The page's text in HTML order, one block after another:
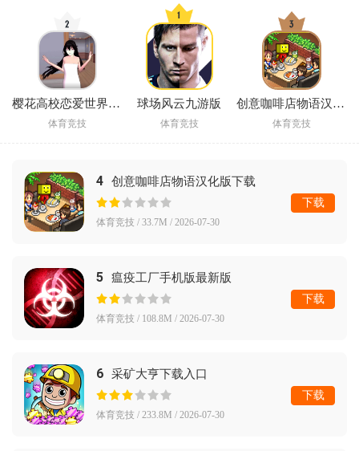
樱花高校恋爱世界下载手机版
体育竞技
球场风云九游版
体育竞技
创意咖啡店物语汉化版下载
体育竞技
4 创意咖啡店物语汉化版下载
体育竞技 / 33.7M / 2026-07-30
下载
5 瘟疫工厂手机版最新版
体育竞技 / 108.8M / 2026-07-30
下载
6 采矿大亨下载入口
体育竞技 / 233.8M / 2026-07-30
下载